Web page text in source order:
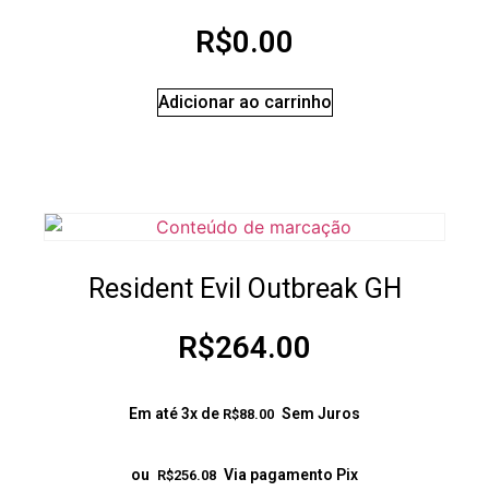
R$0.00
Adicionar ao carrinho
Resident Evil Outbreak GH
R$264.00
Em até 3x de R$88.00 Sem Juros
ou R$256.08 Via pagamento Pix